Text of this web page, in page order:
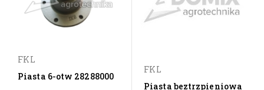
FKL
Piasta 6-otw 28288000
FKL
Piasta beztrzpieniowa